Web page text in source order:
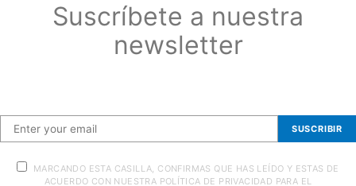
Suscríbete a nuestra
newsletter
SUSCRIBIR
MARCANDO ESTA CASILLA, CONFIRMAS QUE HAS LEÍDO Y ESTAS DE
ACUERDO CON NUESTRA POLÍTICA DE PRIVACIDAD PARA EL